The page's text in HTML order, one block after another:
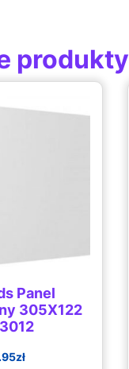
produkty
Panel
305X122
zł